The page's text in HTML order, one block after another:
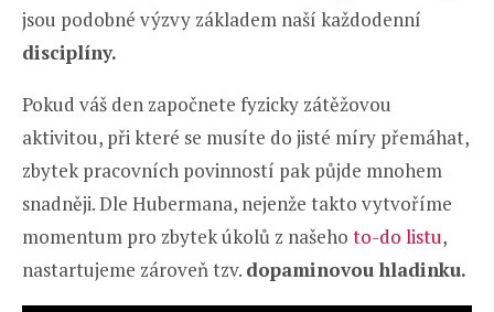
jsou podobné výzvy základem naší každodenní
disciplíny.
Pokud váš den započnete fyzicky zátěžovou
aktivitou, při které se musíte do jisté míry přemáhat,
zbytek pracovních povinností pak půjde mnohem
snadněji. Dle Hubermana, nejenže takto vytvoříme
momentum pro zbytek úkolů z našeho to-do listu,
nastartujeme zároveň tzv. dopaminovou hladinku.